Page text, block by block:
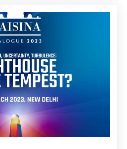
die Aussichten gut;
Inflation hat die
gemacht, da
Wahlkämpfer auf beiden
haben, der
passt. Die
der USA sind zutiefst
künftigen Kurs der
und den wachsenden
Für das
aus